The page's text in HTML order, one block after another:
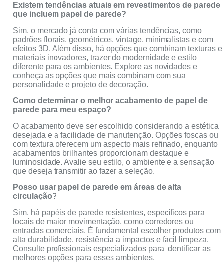
Existem tendências atuais em revestimentos de parede
que incluem papel de parede?
Sim, o mercado já conta com várias tendências, como
padrões florais, geométricos, vintage, minimalistas e com
efeitos 3D. Além disso, há opções que combinam texturas e
materiais inovadores, trazendo modernidade e estilo
diferente para os ambientes. Explore as novidades e
conheça as opções que mais combinam com sua
personalidade e projeto de decoração.
Como determinar o melhor acabamento de papel de
parede para meu espaço?
O acabamento deve ser escolhido considerando a estética
desejada e a facilidade de manutenção. Opções foscas ou
com textura oferecem um aspecto mais refinado, enquanto
acabamentos brilhantes proporcionam destaque e
luminosidade. Avalie seu estilo, o ambiente e a sensação
que deseja transmitir ao fazer a seleção.
Posso usar papel de parede em áreas de alta
circulação?
Sim, há papéis de parede resistentes, específicos para
locais de maior movimentação, como corredores ou
entradas comerciais. É fundamental escolher produtos com
alta durabilidade, resistência a impactos e fácil limpeza.
Consulte profissionais especializados para identificar as
melhores opções para esses ambientes.